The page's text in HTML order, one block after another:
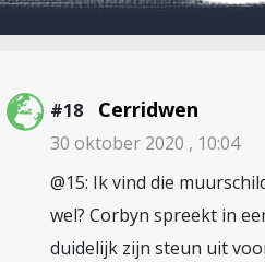
#18 Cerridwen
30 oktober 2020 , 10:04
@15: Ik vind die
wel? Corbyn spreekt in
duidelijk zijn steun uit